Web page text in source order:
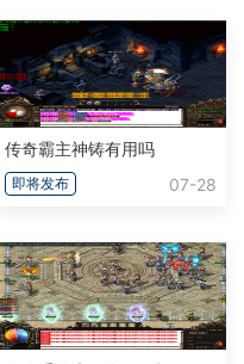
传奇霸主神铸有用吗
即将发布 07-28